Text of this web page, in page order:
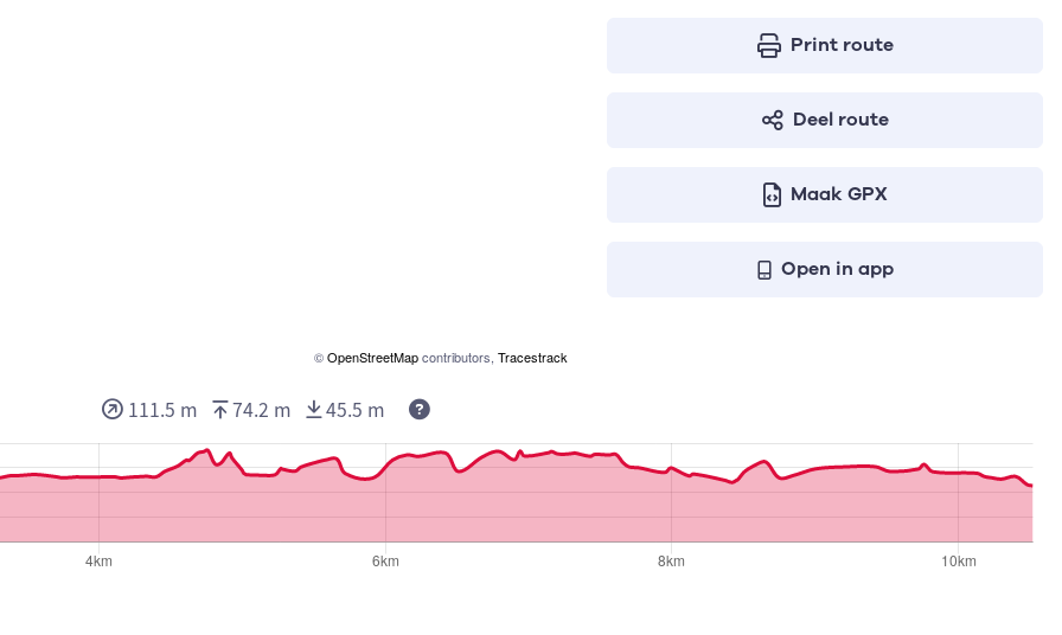
©OpenStreetMapcontributors, Tracestrack
Print route
Deel route
Maak GPX
Open in app
111.5 m 74.2 m 45.5 m Deze waarden geven respectievelijk het aantal te stijgen meters, het